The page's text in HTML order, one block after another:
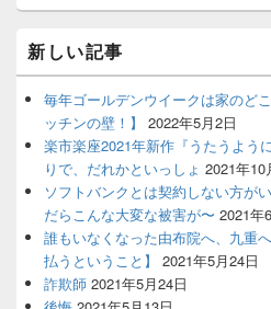
新しい記事
毎年ゴールデンウイークは家のど
ッチンの壁！】
2022年5月2日
楽市楽座2021年新作『うたうよう
りで、だれかといっしょ 2021年10
ソフトバンクとは契約しない方が
だらこんな大変な被害が〜 2021年
誰もいなくなった由布院へ、九重
払うということ】
2021年5月24日
詐欺師 2021年5月24日